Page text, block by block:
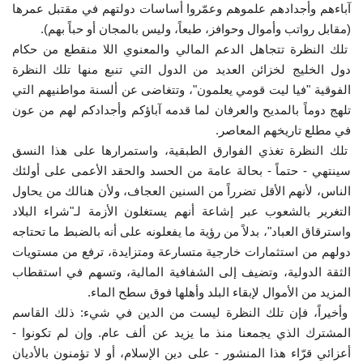
الفيديوهات
الرعاة
الشركاء
Gallery
لغة
English Swahili español
French Arabic
آباءهم وأجدادهم علموهم وعمّروا أساسات دولتهم في مقتبل عمرها
(مقابل رواتب وأموال وحوافز، طبعاً، وليس بالمجان أو حباً بهم).
تلك النظرة تتجاهل الدعم المالي والمعنوي اللا منقطع من حكام
دول الخليج لخزائن العديد من الدول التي تنبع منها تلك النظرة
الفوقية "فيا ليت قومي يعلمون"، وتتغاضى عن ألسنة مواطنيهم التي
تلهج دوماً بالمديح والعرفان لما قدمه آباؤكم وأجدادكم لهم من عون
في مطلع تاريخهم المعاصر.
تلك النظرة تغذي الفوارق الطبقية، واستمرارها على هذا النسق
سينتهي - حتماً - بحالة عامة من الحسد والحقد الأعمى على أولئك
الناس، لأنهم الأقل تضرراً من السنين العجاف، ولأن هنالك من يحاول
التغرير بالشعوب عبر إشاعة أنهم يستغلون الأزمة لـ"شراء البلاد
واسترقاق العباد"، بدلاً من رؤية ما يفعلونه على أنه بالضبط ما تحتاجه
دولهم من استثمارات خارجية متسارعة ومتزايدة، ترفع من مستويات
الثقة الدولية، وتضيف إلى الشفافية المالية، وتسهم في استقطاب
المزيد من الأموال لإبقاء البلد وأهلها فوق سطح الماء.
وأخيراً، فإن تلك النظرة ليست من الدين في شيء: ذلك القاسم
المشترك الذي يجمعنا منذ ما يزيد عن ألف عام. وإن لم تكونوا -
أعزائي قرّاء هذا المنشور - على دين الإسلام، أو لا تؤمنون بالأديان